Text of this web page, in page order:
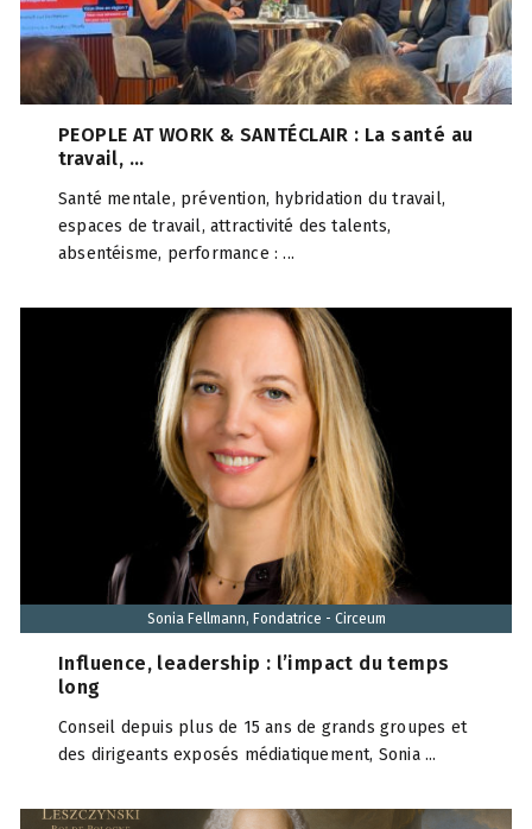
PEOPLE AT WORK & SANTÉCLAIR : La santé au
travail, ...
Santé mentale, prévention, hybridation du travail,
espaces de travail, attractivité des talents,
absentéisme, performance : ...
Sonia Fellmann, Fondatrice - Circeum
Influence, leadership : l’impact du temps
long
Conseil depuis plus de 15 ans de grands groupes et
des dirigeants exposés médiatiquement, Sonia ...